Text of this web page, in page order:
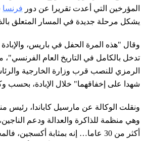
المؤرخين التي أعدت تقريرا عن دور فرنسا
يشكل مرحلة جديدة في المسار المتعلق
وقال "هذه المرة الحفل في باريس،
تدخل بالكامل في التاريخ العام الفرنسي"،
الرمزي للنصب قرب وزارة الخارجية
شهدا على إخفاقهما" خلال الإبادة، بحسب
ونقلت الوكالة عن مارسيل كاباندا، رئيس
وهي منظمة للذاكرة والعدالة ودعم
أكثر من 30 عاما… إنه بمثابة